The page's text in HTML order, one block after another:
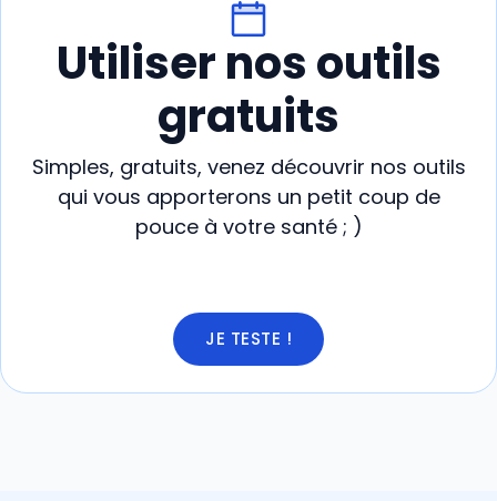
Utiliser nos outils
gratuits
Simples, gratuits, venez découvrir nos outils
qui vous apporterons un petit coup de
pouce à votre santé ; )
JE TESTE !